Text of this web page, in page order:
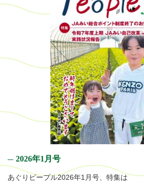
2026年1月号
あぐりピープル2026年1月号、特集は